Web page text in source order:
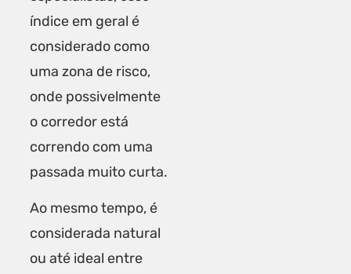
índice em geral é
considerado como
uma zona de risco,
onde possivelmente
o corredor está
correndo com uma
passada muito curta.
Ao mesmo tempo, é
considerada natural
ou até ideal entre